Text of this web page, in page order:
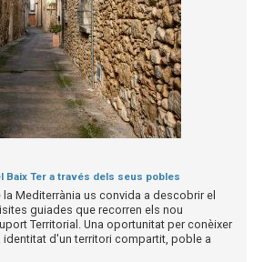
Ter a través dels seus pobles
Mediterrània us convida a descobrir el
guiades que recorren els nou
Territorial. Una oportunitat per conèixer
identitat d'un territori compartit, poble a